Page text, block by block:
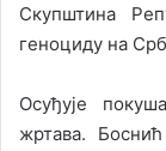
Скупштина
геноциду на
Осуђује
жртава.